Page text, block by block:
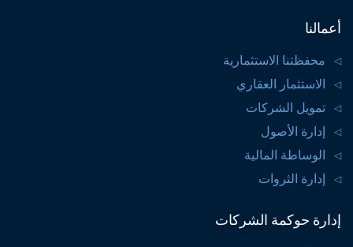
أعمالنا
محفظتنا الاستثمارية
الاستثمار العقاري
تمويل الشركات
إدارة الأصول
الوساطة المالية
إدارة الثروات
إدارة حوكمة الشركات